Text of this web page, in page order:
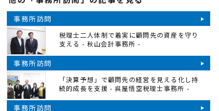
事務所訪問
税理士二人体制で着実に顧問先の資産を守り
支える - 秋山会計事務所 -
事務所訪問
「決算予想」で顧問先の経営を見える化し持
続的成長を支援 - 呉屋悟空税理士事務所 -
事務所訪問